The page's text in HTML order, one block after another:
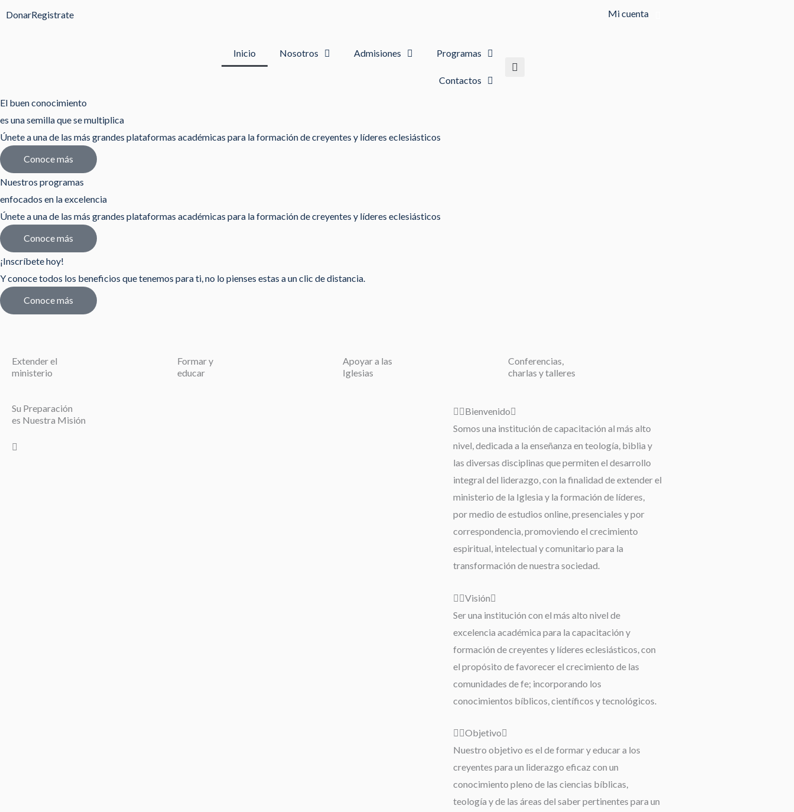
DonarRegistrate Mi cuenta
Inicio Nosotros Admisiones Programas
Contactos
El buen conocimiento
es una semilla que se multiplica
Únete a una de las más grandes plataformas académicas para la formación de creyentes y líderes eclesiásticos
Conoce más
Nuestros programas
enfocados en la excelencia
Únete a una de las más grandes plataformas académicas para la formación de creyentes y líderes eclesiásticos
Conoce más
¡Inscríbete hoy!
Y conoce todos los beneficios que tenemos para ti, no lo pienses estas a un clic de distancia.
Conoce más
Extender el
ministerio
Formar y
educar
Apoyar a las
Iglesias
Conferencias,
charlas y talleres
Su Preparación
es Nuestra Misión
Bienvenido
Somos una institución de capacitación al más alto
nivel, dedicada a la enseñanza en teología, biblia y
las diversas disciplinas que permiten el desarrollo
integral del liderazgo, con la finalidad de extender el
ministerio de la Iglesia y la formación de líderes,
por medio de estudios online, presenciales y por
correspondencia, promoviendo el crecimiento
espiritual, intelectual y comunitario para la
transformación de nuestra sociedad.
Visión
Ser una institución con el más alto nivel de
excelencia académica para la capacitación y
formación de creyentes y líderes eclesiásticos, con
el propósito de favorecer el crecimiento de las
comunidades de fe; incorporando los
conocimientos bíblicos, científicos y tecnológicos.
Objetivo
Nuestro objetivo es el de formar y educar a los
creyentes para un liderazgo eficaz con un
conocimiento pleno de las ciencias bíblicas,
teología y de las áreas del saber pertinentes para un